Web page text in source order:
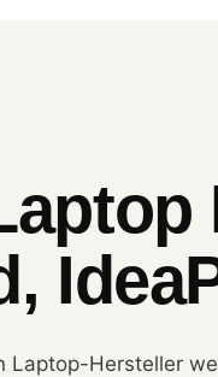
Laptop-Hersteller